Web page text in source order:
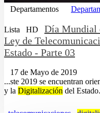
Departamentos
Lista HD
Día Mundial
Ley de
Estado - Parte 03
17 de Mayo de 2019
...ste 2019 se encuentran
y la Digitalización del